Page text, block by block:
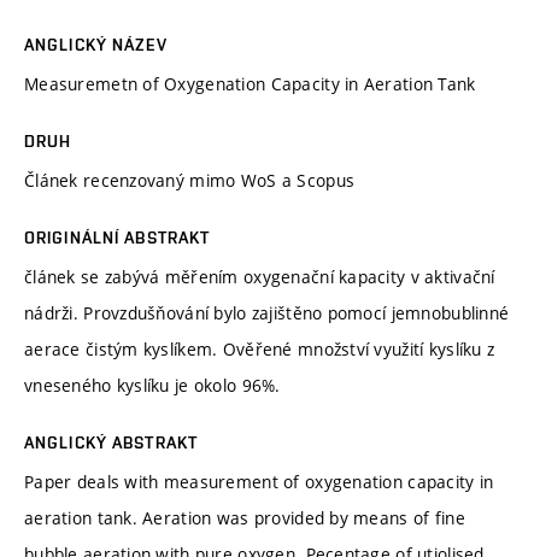
ANGLICKÝ NÁZEV
Measuremetn of Oxygenation Capacity in Aeration Tank
DRUH
Článek recenzovaný mimo WoS a Scopus
ORIGINÁLNÍ ABSTRAKT
článek se zabývá měřením oxygenační kapacity v aktivační
nádrži. Provzdušňování bylo zajištěno pomocí jemnobublinné
aerace čistým kyslíkem. Ověřené množství využití kyslíku z
vneseného kyslíku je okolo 96%.
ANGLICKÝ ABSTRAKT
Paper deals with measurement of oxygenation capacity in
aeration tank. Aeration was provided by means of fine